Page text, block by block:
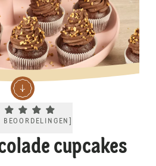
Current rating 5.0. Click to rate.
BEOORDELINGEN
cupcakes